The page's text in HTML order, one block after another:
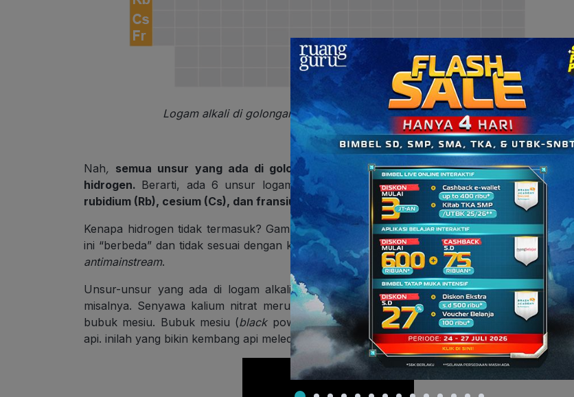
Logam alkali di golongan IA (sumber 7activestudio via Youtube)
Nah, semua unsur yang ada di golongan IA termasuk ke dalam logam alkali, kecuali
hidrogen. Berarti, ada 6 unsur logam alkali, yakni
litium (Li), natrium (Na), kalium (K),
rubidium (Rb), cesium (Cs), dan fransium (Fr).
Kenapa hidrogen tidak termasuk? Gampangnya, karena karakter yang dimiliki oleh hidrogen
ini “berbeda” dan tidak sesuai dengan karakter logam alkali yang lain. Iya, hidrogen anaknya
antimainstream.
Unsur-unsur yang ada di logam alkali ini tentu punya manfaatnya sendiri-sendiri. Kalium,
misalnya. Senyawa kalium nitrat merupakan campuran yang digunakan dalam pembuatan
bubuk mesiu. Bubuk mesiu (black powder), nantinya akan dimasukkan ke dalam kembang
api. inilah yang bikin kembang api meledak ketika dibakar.